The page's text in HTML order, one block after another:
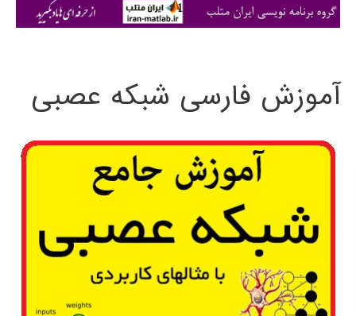
ی
آموزش فارسی شبکه عصبی